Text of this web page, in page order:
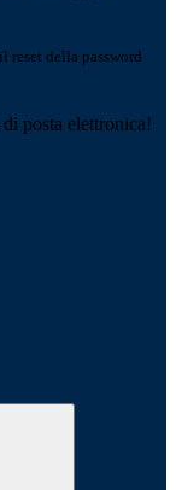
reset della password
posta elettronica!